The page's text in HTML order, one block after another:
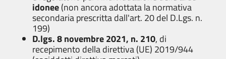
idonee(non ancora adottata la normativa
secondaria prescritta dall'art. 20 del D.Lgs. n.
199)
D.lgs. 8 novembre 2021, n. 210, di
recepimento della direttiva (UE) 2019/944